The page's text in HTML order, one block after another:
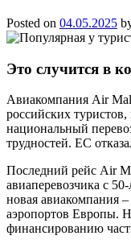
Posted on 04.05.2025
Это случится в
Авиакомпания Air
российских
национальный
трудностей. ЕС
Последний рейс Air
авиаперевозчика с
новая авиакомпания
аэропортов Европы.
финансированию